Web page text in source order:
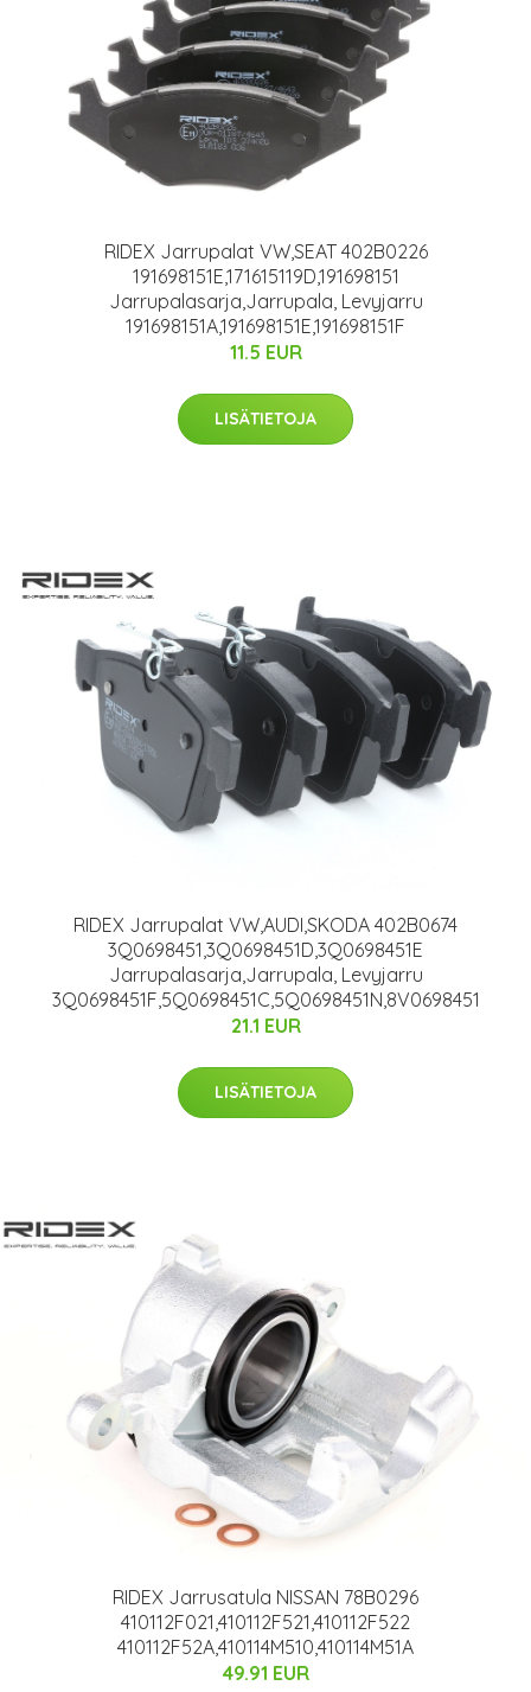
RIDEX Jarrupalat VW,SEAT 402B0226
191698151E,171615119D,191698151
Jarrupalasarja,Jarrupala, Levyjarru
191698151A,191698151E,191698151F
11.5 EUR
LISÄTIETOJA
RIDEX Jarrupalat VW,AUDI,SKODA 402B0674
3Q0698451,3Q0698451D,3Q0698451E
Jarrupalasarja,Jarrupala, Levyjarru
3Q0698451F,5Q0698451C,5Q0698451N,8V0698451
21.1 EUR
LISÄTIETOJA
RIDEX Jarrusatula NISSAN 78B0296
410112F021,410112F521,410112F522
410112F52A,410114M510,410114M51A
49.91 EUR